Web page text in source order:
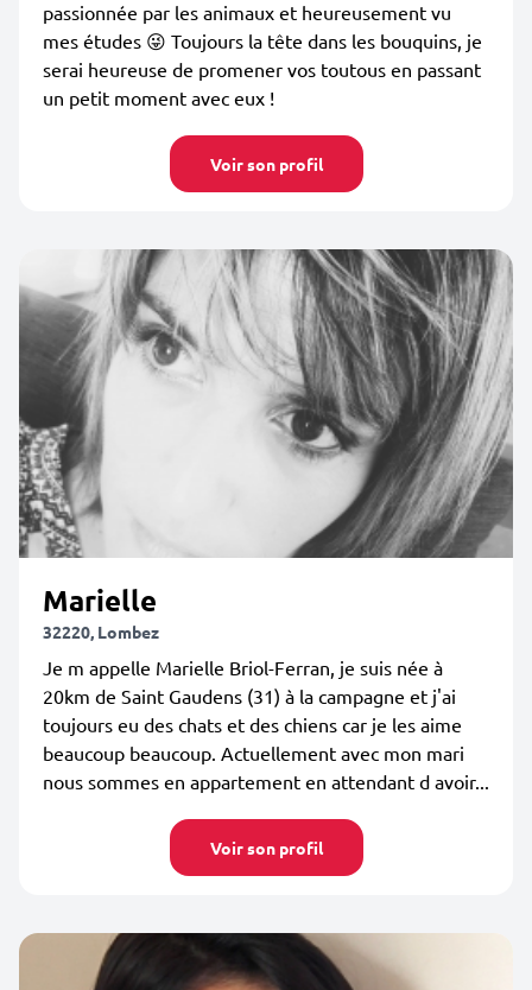
passionnée par les animaux et heureusement vu
mes études 😜 Toujours la tête dans les bouquins, je
serai heureuse de promener vos toutous en passant
un petit moment avec eux !
Voir son profil
Marielle
32220, Lombez
Je m appelle Marielle Briol-Ferran, je suis née à
20km de Saint Gaudens (31) à la campagne et j'ai
toujours eu des chats et des chiens car je les aime
beaucoup beaucoup. Actuellement avec mon mari
nous sommes en appartement en attendant d avoir...
Voir son profil